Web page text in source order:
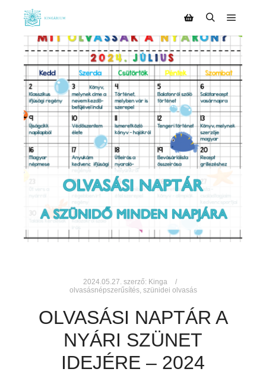
2024.05.27. szerző: Kinga
olvasásnépszerűsítés, szünidei olvasás
OLVASÁSI NAPTÁR A
NYÁRI SZÜNET
IDEJÉRE – 2024